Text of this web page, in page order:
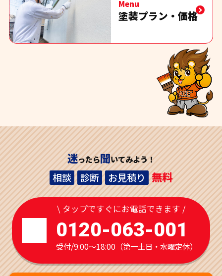
Menu
塗装プラン・価格
迷ったら聞いてみよう！
相談 診断 お見積り 無料
\ タップですぐにお電話できます /
0120-063-001
受付/9:00～18:00（第一土日・水曜定休）